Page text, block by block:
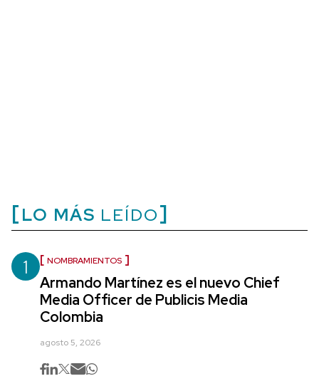
LO MÁS LEÍDO
1 NOMBRAMIENTOS
Armando Martínez es el nuevo Chief
Media Officer de Publicis Media
Colombia
agosto 5, 2026